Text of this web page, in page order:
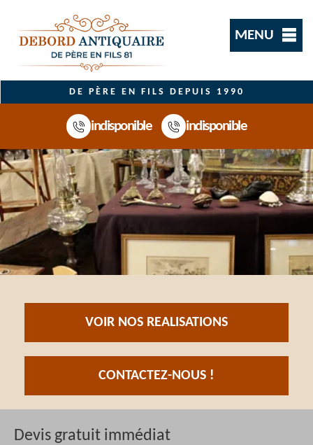
MENU
DE PÈRE EN FILS DEPUIS 1990
indisponible indisponible
VOIR NOS REALISATIONS
CONTACTEZ-NOUS !
Devis gratuit immédiat